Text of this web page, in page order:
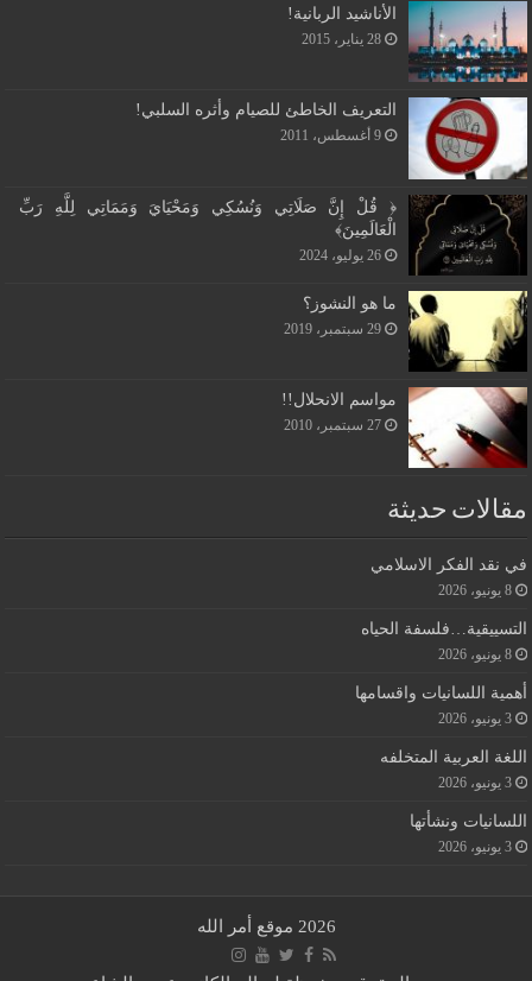
الأناشيد الربانية!
28 يناير، 2015
التعريف الخاطئ للصيام وأثره السلبي!
9 أغسطس، 2011
﴿ قُلْ إِنَّ صَلَاتِي وَنُسُكِي وَمَحْيَايَ وَمَمَاتِي لِلَّهِ رَبِّ
الْعَالَمِينَ﴾
26 يوليو، 2024
ما هو النشوز؟
29 سبتمبر، 2019
مواسم الانحلال!!
27 سبتمبر، 2010
مقالات حديثة
في نقد الفكر الاسلامي
8 يونيو، 2026
التسييقية…فلسفة الحياه
8 يونيو، 2026
أهمية اللسانيات واقسامها
3 يونيو، 2026
اللغة العربية المتخلفه
3 يونيو، 2026
اللسانيات ونشأتها
3 يونيو، 2026
2026 موقع أمر الله